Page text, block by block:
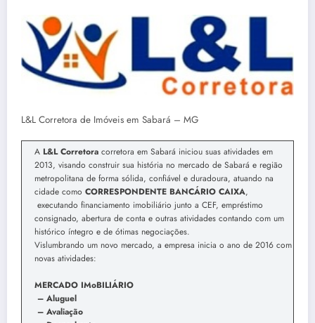
L&L Corretora de Imóveis em Sabará – MG
A L&L Corretora corretora em Sabará iniciou suas atividades em
2013, visando construir sua história no mercado de Sabará e região
metropolitana de forma sólida, confiável e duradoura, atuando na
cidade como CORRESPONDENTE BANCÁRIO CAIXA,
executando financiamento imobiliário junto a CEF, empréstimo
consignado, abertura de conta e outras atividades contando com um
histórico íntegro e de ótimas negociações.
Vislumbrando um novo mercado, a empresa inicia o ano de 2016 com
novas atividades:
MERCADO IMoBILIÁRIO
– Aluguel
– Avaliação